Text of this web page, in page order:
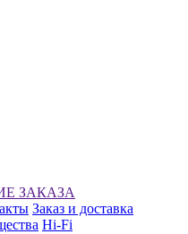
ЗАКАЗА
Заказ и доставка
Hi-Fi